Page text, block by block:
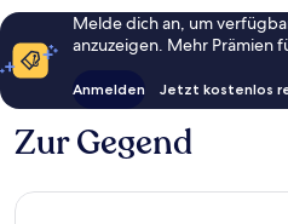
Melde dich an, um
anzuzeigen. Mehr Prämien
Anmelden Jetzt kostenlos
Zur Gegend